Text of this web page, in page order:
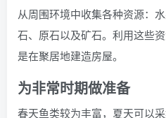
从周围环境中收集各种资源：
石、原石以及矿石。利用这些
是在聚居地建造房屋。
为非常时期做准备
春天鱼类较为丰富，夏天可以